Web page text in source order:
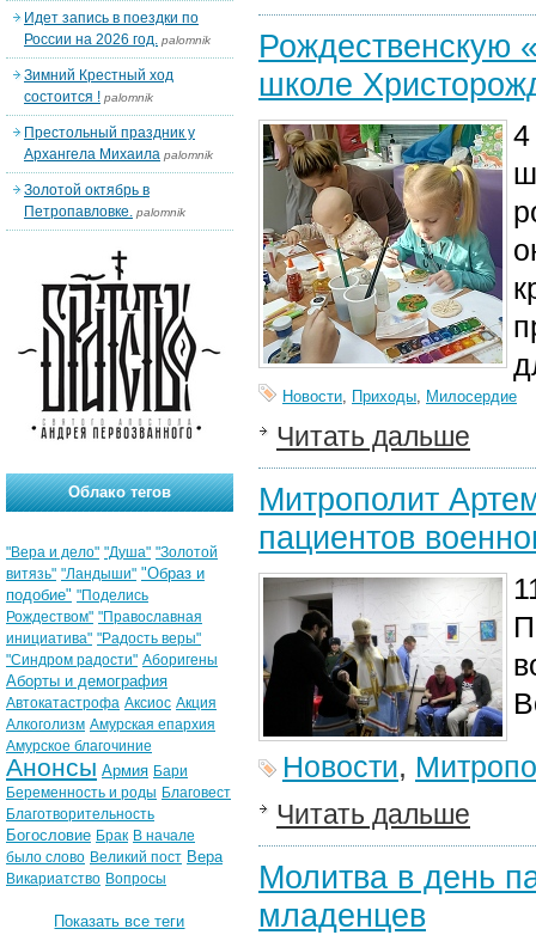
Рождественскую
школе
4
Новости, Приходы, Милосердие
Читать дальше
Митрополит
пациентов
Новости,
Читать дальше
Молитва в день
младенцев
Идет запись в поездки по
России на 2026 год. palomnik
Зимний Крестный ход
состоится ! palomnik
Престольный праздник у
Архангела Михаила palomnik
Золотой октябрь в
Петропавловке. palomnik
Облако тегов
"Вера и дело" "Душа" "Золотой
витязь" "Ландыши" "Образ и
подобие" "Поделись
Рождеством" "Православная
инициатива" "Радость веры"
"Синдром радости" Аборигены
Аборты и демография
Автокатастрофа Аксиос Акция
Алкоголизм Амурская епархия
Амурское благочиние
Анонсы Армия Бари
Беременность и роды Благовест
Благотворительность
Богословие Брак В начале
было слово Великий пост Вера
Викариатство Вопросы
Показать все теги